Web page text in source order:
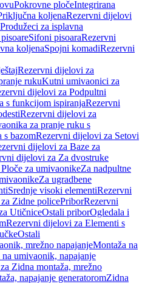
Pokrovne pločeIntegrirana
koljenaRezervni dijelovi
za isplavna
Sifoni pisoaraRezervni
koljenaSpojni komadiRezervni
Rezervni dijelovi za
rukuKutni umivaonici za
dijelovi za Podpultni
s funkcijom ispiranjaRezervni
Rezervni dijelovi za
za pranje ruku s
s bazomRezervni dijelovi za Setovi
dijelovi za Baze za
dijelovi za Za dvostruke
za umivaonikeZa nadpultne
Za ugradbene
Srednje visoki elementiRezervni
Zidne policePriborRezervni
UtičniceOstali priborOgledala i
Rezervni dijelovi za Elementi s
Ostali
mrežno napajanjeMontaža na
umivaonik, napajanje
Zidna montaža, mrežno
napajanje generatoromZidna